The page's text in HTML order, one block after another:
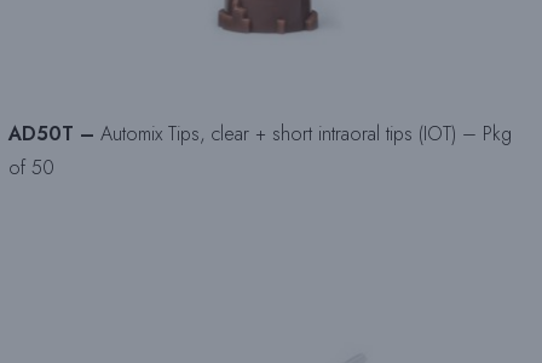
AD50T – Automix Tips, clear + short intraoral tips (IOT) – Pkg
of 50